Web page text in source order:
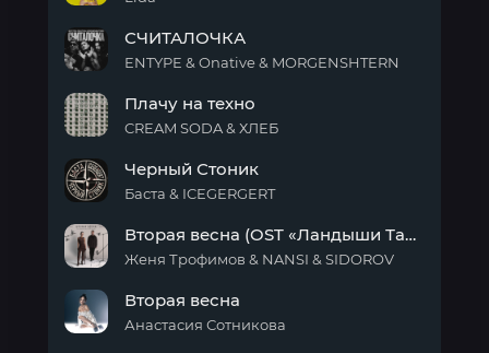
бога
СЧИТАЛОЧКА
ENTYPE & Onative & MORGENSHTERN
на
техно
Плачу на техно
CREAM SODA & ХЛЕБ
Стоник
Черный Стоник
Баста & ICEGERGERT
весна
(OST
Вторая весна (OST «Ландыши Такая нежная любовь»)
Женя Трофимов & NANSI & SIDOROV
Вторая весна
Анастасия Сотникова